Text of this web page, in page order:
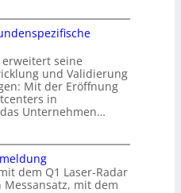
seine
und Validierung
Mit der Eröffnung
in
Unternehmen…
dem Q1 Laser-Radar
mit dem